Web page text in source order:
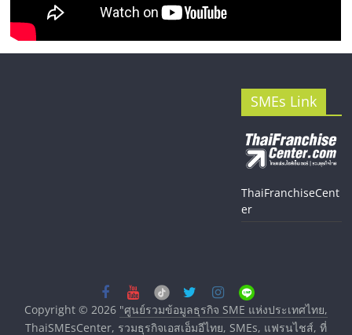
SMEs Link
ThaiFranchiseCent
er
Copyright © 2026 "ศูนย์รวมข้อมูลธุรกิจ SME แห่งประเทศไทย,
ThaiSMEsCenter, รวมธุรกิจเอสเอ็มอีไทย, SMEs, แฟรนไชส์, ที่